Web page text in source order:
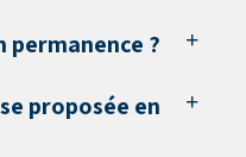
permanence ?
proposée en